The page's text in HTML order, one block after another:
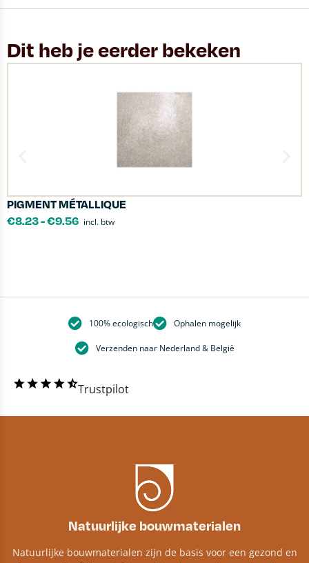
Dit heb je eerder bekeken
PIGMENT MÉTALLIQUE
€8.23-€9.56 incl. btw
100% ecologisch Ophalen mogelijk
Verzenden naar Nederland & België
Trustpilot
Natuurlijke bouwmaterialen
Natuurlijke bouwmaterialen zijn de basis voor een gezond en